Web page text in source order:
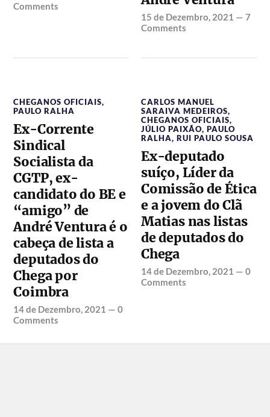
Comments
15 de Dezembro, 2021 —7
Comments
CHEGANOS OFICIAIS,
PAULO RALHA
Ex-Corrente
Sindical
Socialista da
CGTP, ex-
candidato do BE e
“amigo” de
André Ventura é o
cabeça de lista a
deputados do
Chega por
Coimbra
14 de Dezembro, 2021 —0
Comments
CARLOS MANUEL
SARAIVA MEDEIROS,
CHEGANOS OFICIAIS,
JÚLIO PAIXÃO,PAULO
RALHA,RUI PAULO SOUSA
Ex-deputado
suíço, Líder da
Comissão de Ética
e a jovem do Clã
Matias nas listas
de deputados do
Chega
14 de Dezembro, 2021 —0
Comments